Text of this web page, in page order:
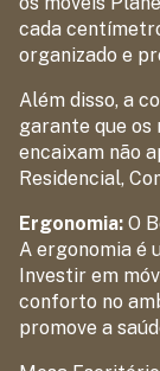
cada
organizado e
Além disso, a
garante que os
encaixam não
Residencial,
Ergonomia: O
A ergonomia é
Investir em
conforto no
promove a